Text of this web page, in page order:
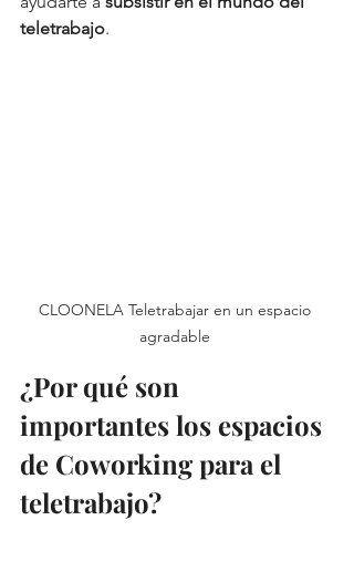
teletrabajo.
CLOONELA Teletrabajar en un espacio
agradable
¿Por qué son
importantes los espacios
de Coworking para el
teletrabajo?